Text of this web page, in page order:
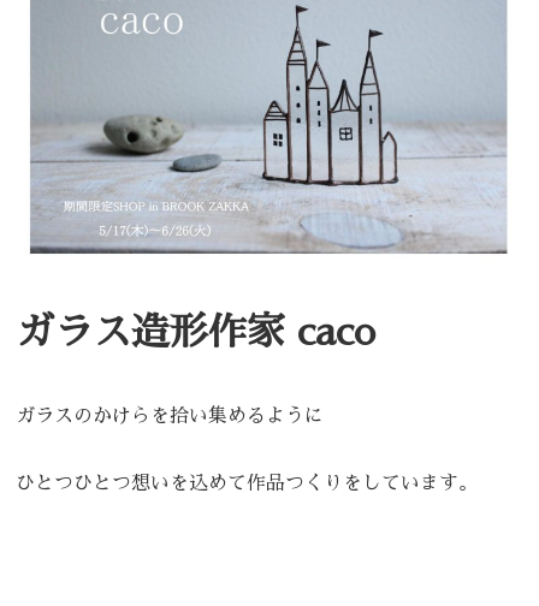
ガラス造形作家 caco
ガラスのかけらを拾い集めるように
ひとつひとつ想いを込めて作品つくりをしています。